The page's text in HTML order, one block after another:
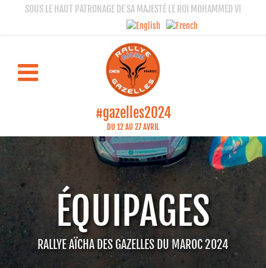
SOUS LE HAUT PATRONAGE DE SA MAJESTÉ LE ROI MOHAMMED VI
#gazelles2024
DU 12 AU 27 AVRIL
ÉQUIPAGES
RALLYE AÏCHA DES GAZELLES DU MAROC 2024